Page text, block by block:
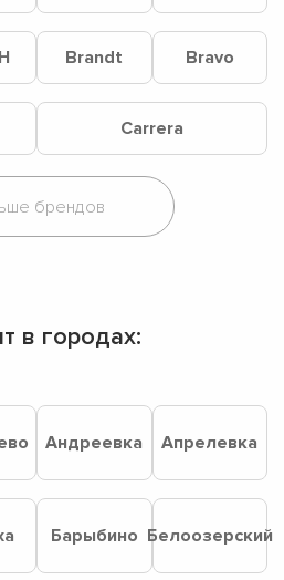
Brandt Bravo
Carrera
в городах:
Андреевка Апрелевка
Барыбино Белоозерский